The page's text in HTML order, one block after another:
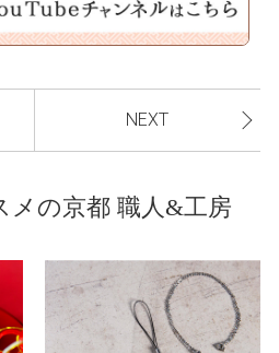
NEXT
メの京都 職人&工房